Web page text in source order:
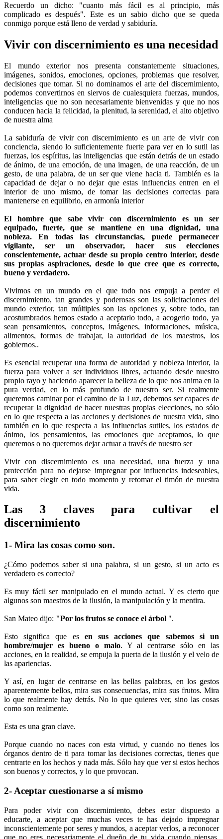
Recuerdo un dicho: "cuanto más fácil es al principio, más
complicado es después". Este es un sabio dicho que se queda
conmigo porque está lleno de verdad y sabiduría.
Vivir con discernimiento es una necesidad
El mundo exterior nos presenta constantemente situaciones,
imágenes, sonidos, emociones, opciones, problemas que resolver,
decisiones que tomar. Si no dominamos el arte del discernimiento,
podemos convertirnos en siervos de cualesquiera fuerzas, mundos,
inteligencias que no son necesariamente bienvenidas y que no nos
conducen hacia la felicidad, la plenitud, la serenidad, el alto objetivo
de nuestra alma
La sabiduría de vivir con discernimiento es un arte de vivir con
conciencia, siendo lo suficientemente fuerte para ver en lo sutil las
fuerzas, los espíritus, las inteligencias que están detrás de un estado
de ánimo, de una emoción, de una imagen, de una reacción, de un
gesto, de una palabra, de un ser que viene hacia ti. También es la
capacidad de dejar o no dejar que estas influencias entren en el
interior de uno mismo, de tomar las decisiones correctas para
mantenerse en equilibrio, en armonía interior
El hombre que sabe vivir con discernimiento es un ser
equipado, fuerte, que se mantiene en una dignidad, una
nobleza. En todas las circunstancias, puede permanecer
vigilante, ser un observador, hacer sus elecciones
conscientemente, actuar desde su propio centro interior, desde
sus propias aspiraciones, desde lo que cree que es correcto,
bueno y verdadero.
Vivimos en un mundo en el que todo nos empuja a perder el
discernimiento, tan grandes y poderosas son las solicitaciones del
mundo exterior, tan múltiples son las opciones y, sobre todo, tan
acostumbrados hemos estado a aceptarlo todo, a acogerlo todo, ya
sean pensamientos, conceptos, imágenes, informaciones, música,
alimentos, formas de trabajar, la autoridad de los maestros, los
gobiernos..
Es esencial recuperar una forma de autoridad y nobleza interior, la
fuerza para volver a ser individuos libres, actuando desde nuestro
propio rayo y haciendo aparecer la belleza de lo que nos anima en la
pura verdad, en lo más profundo de nuestro ser. Si realmente
queremos caminar por el camino de la Luz, debemos ser capaces de
recuperar la dignidad de hacer nuestras propias elecciones, no sólo
en lo que respecta a las acciones y decisiones de nuestra vida, sino
también en lo que respecta a las influencias sutiles, los estados de
ánimo, los pensamientos, las emociones que aceptamos, lo que
queremos o no queremos dejar actuar a través de nuestro ser
Vivir con discernimiento es una necesidad, una fuerza y una
protección para no dejarse impregnar por influencias indeseables,
para saber elegir en todo momento y retomar el timón de nuestra
vida.
Las 3 claves para cultivar el
discernimiento
1- Mira las cosas como son.
¿Cómo podemos saber si una palabra, si un gesto, si un acto es
verdadero es correcto?
Es muy fácil ser manipulado en el mundo actual. Y es cierto que
algunos son maestros de la ilusión, la manipulación y la mentira.
San Mateo dijo: "Por los frutos se conoce el árbol ".
Esto significa que es en sus acciones que sabemos si un
hombre/mujer es bueno o malo. Y al centrarse sólo en las
acciones, en la realidad, se empuja la puerta de la ilusión y el velo de
las apariencias.
Y así, en lugar de centrarse en las bellas palabras, en los gestos
aparentemente bellos, mira sus consecuencias, mira sus frutos. Mira
lo que realmente hay detrás. No lo que quieres ver, sino las cosas
como son realmente.
Esta es una gran clave.
Porque cuando no naces con esta virtud, y cuando no tienes los
órganos dentro de ti para tomar las decisiones correctas, tienes que
centrarte en los hechos y nada más. Sólo hay que ver si estos hechos
son buenos y correctos, y lo que provocan.
2- Aceptar cuestionarse a sí mismo
Para poder vivir con discernimiento, debes estar dispuesto a
educarte, a aceptar que muchas veces te has dejado impregnar
inconscientemente por seres y mundos, a aceptar verlos, a reconocer
que no eres necesariamente el dueño de tu vida cuando piensas,